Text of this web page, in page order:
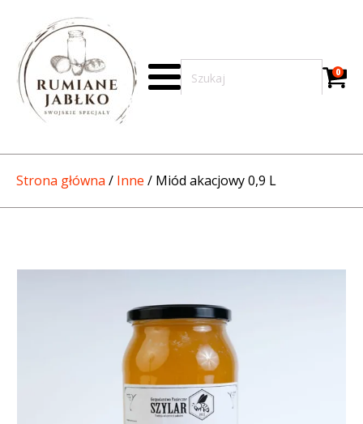
0
Strona główna / Inne / Miód akacjowy 0,9 L